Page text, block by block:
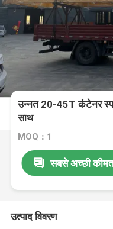
उन्नत 20-45T कंटेनर
साथ
MOQ：1
सबसे अच्छी
उत्पाद विवरण